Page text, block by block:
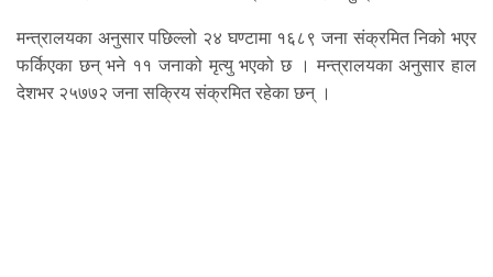
मन्त्रालयका अनुसार पछिल्लो २४ घण्टामा १६८९ जना संक्रमित निको भएर
फर्किएका छन् भने ११ जनाको मृत्यु भएको छ । मन्त्रालयका अनुसार हाल
देशभर २५७७२ जना सक्रिय संक्रमित रहेका छन् ।